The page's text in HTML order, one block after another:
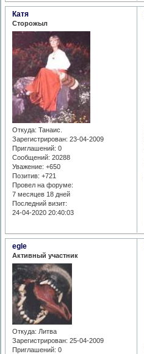
Катя
Сторожыл
Откуда: Танаис.
Зарегистрирован: 23-04-2009
Приглашений: 0
Сообщений: 20288
Уважение: +650
Позитив: +721
Провел на форуме:
7 месяцев 18 дней
Последний визит:
24-04-2020 20:40:03
egle
Активный участник
Откуда: Литва
Зарегистрирован: 25-04-2009
Приглашений: 0